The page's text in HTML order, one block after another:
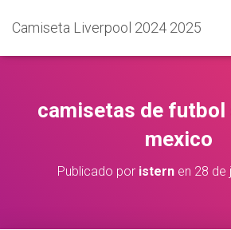
Camiseta Liverpool 2024 2025
camisetas de futbol
mexico
Publicado por isternen 28 de